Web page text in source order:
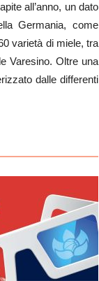
all’anno, un dato
Germania, come
varietà di miele, tra
Varesino. Oltre una
dalle differenti